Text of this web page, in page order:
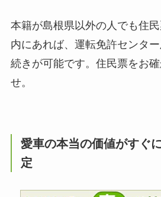
本籍が島根県以外の人でも住
内にあれば、運転免許センタ
続きが可能です。住民票をお
せ。
愛車の本当の価値がすぐ
定